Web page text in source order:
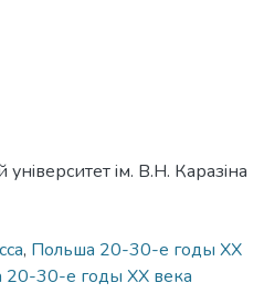
iм. В.Н. Каразiна
, Польша 20-30-е годы ХХ
20-30-е годы ХХ века